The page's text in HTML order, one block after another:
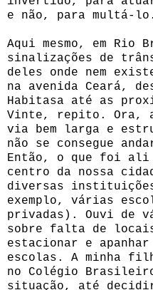
e não, para multá-lo.
Aqui mesmo, em Rio
sinalizações de
deles onde nem
na avenida Ceará,
Habitasa até as
Vinte, repito. Ora, a
via bem larga e
não se consegue
Então, o que foi ali
centro da nossa
diversas
exemplo, várias
privadas). Ouvi de
sobre falta de
estacionar e
escolas. A minha
no Colégio
situação, até